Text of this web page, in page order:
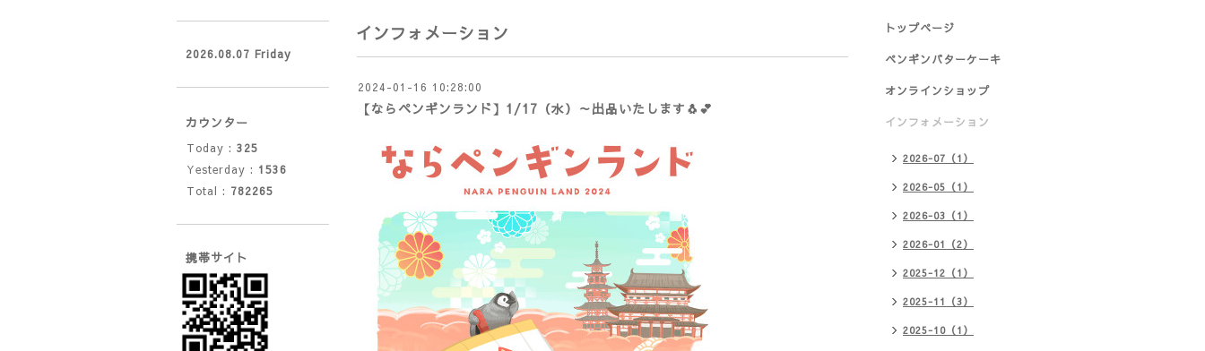
インフォメーション
2024-01-16 10:28:00
【ならペンギンランド】1/17（水）～出品いたします🐧💕
トップページ
ペンギンバターケーキ
オンラインショップ
インフォメーション
2026-07（1）
2026-05（1）
2026-03（1）
2026-01（2）
2025-12（1）
2025-11（3）
2025-10（1）
2026.08.07 Friday
カウンター
Today : 325
Yesterday : 1536
Total : 782265
携帯サイト